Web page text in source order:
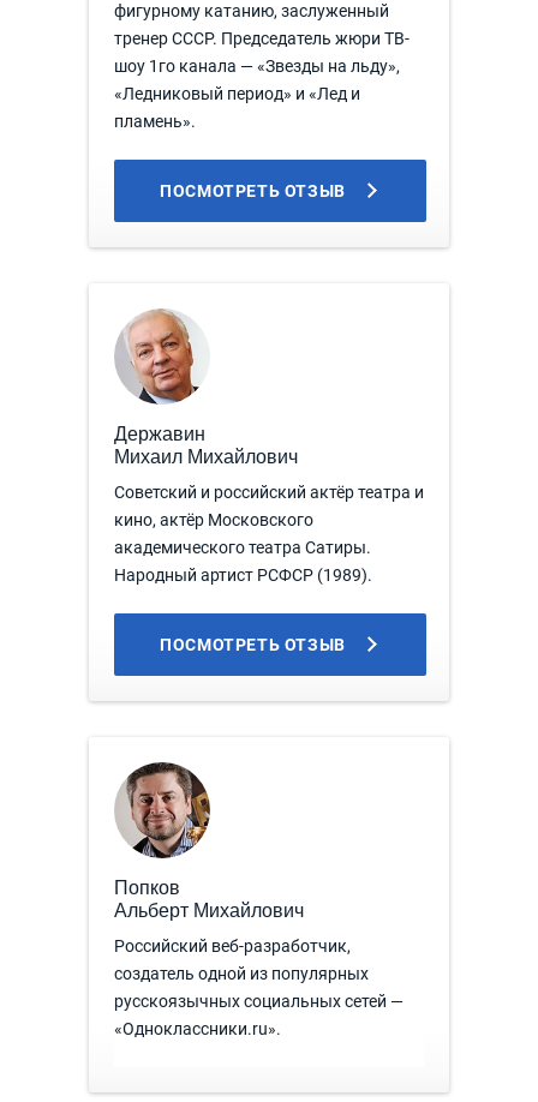
фигурному катанию, заслуженный
тренер СССР. Председатель жюри ТВ-
шоу 1го канала — «Звезды на льду»,
«Ледниковый период» и «Лед и
пламень».
ПОСМОТРЕТЬ ОТЗЫВ
Державин
Михаил Михайлович
Советский и российский актёр театра и
кино, актёр Московского
академического театра Сатиры.
Народный артист РСФСР (1989).
ПОСМОТРЕТЬ ОТЗЫВ
Попков
Альберт Михайлович
Российский веб-разработчик,
создатель одной из популярных
русскоязычных социальных сетей —
«Одноклассники.ru».